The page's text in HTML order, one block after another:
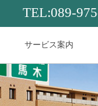
サービス案内
TEL:089-